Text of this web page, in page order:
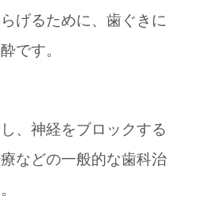
げるために、歯ぐきに
です。
、神経をブロックする
などの一般的な歯科治